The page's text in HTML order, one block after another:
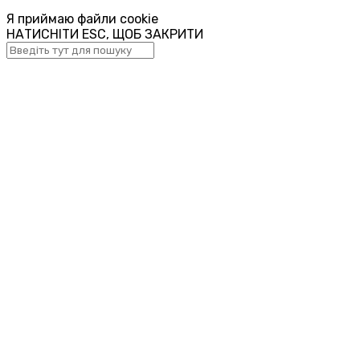
Я приймаю файли cookie
НАТИСНІТИ ESC, ЩОБ ЗАКРИТИ